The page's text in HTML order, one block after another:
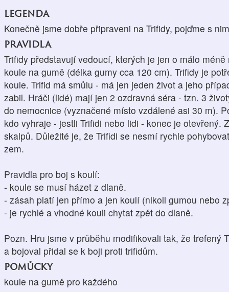
legenda
Konečně jsme dobře připraveni na Trifidy, pojďme s
pravidla
Trifidy představují vedoucí, kterých je jen o málo
koule na gumě (délka gumy cca 120 cm). Trifidy je
koule. Trifid má smůlu - má jen jeden život a jeho
zabil. Hráči (lidé) mají jen 2 ozdravná séra - tzn. 3
do nemocnice (vyznačené místo vzdálené asi 30 m).
kdo vyhraje - jestli Trifidi nebo lidi - konec je otevřený.
skalpů. Důležité je, že Trifidi se nesmí rychle
zem.
Pravidla pro boj s koulí:
- koule se musí házet z dlaně.
- zásah platí jen přímo a jen koulí (nikoli gumou nebo
- je rychlé a vhodné kouli chytat zpět do dlaně.
Pozn. Hru jsme v průběhu modifikovali tak, že trefený
a bojoval přidal se k boji proti trifidům.
pomůcky
koule na gumě pro každého